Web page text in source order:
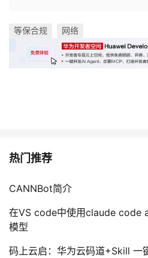
等保合规 网络
热门推荐
CANNBot简介
在VS code中使用claude code
模型
码上云启：华为云码道+Skill 一